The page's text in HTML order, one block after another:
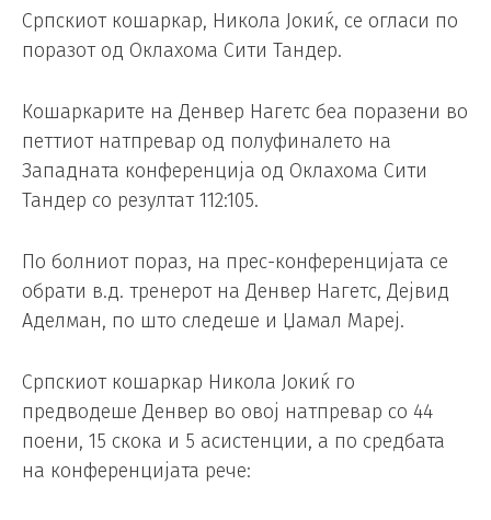
Српскиот кошаркар, Никола Јокиќ, се огласи по
поразот од Оклахома Сити Тандер.
Кошаркарите на Денвер Нагетс беа поразени во
петтиот натпревар од полуфиналето на
Западната конференција од Оклахома Сити
Тандер со резултат 112:105.
По болниот пораз, на прес-конференцијата се
обрати в.д. тренерот на Денвер Нагетс, Дејвид
Аделман, по што следеше и Џамал ​​Мареј.
Српскиот кошаркар Никола Јокиќ го
предводеше Денвер во овој натпревар со 44
поени, 15 скока и 5 асистенции, а по средбата
на конференцијата рече: